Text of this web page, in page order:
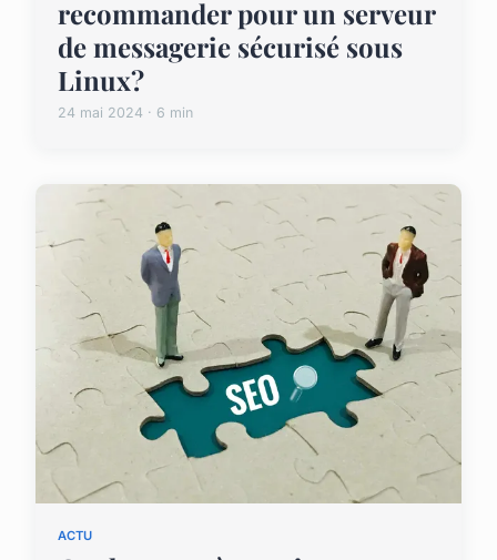
recommander pour un serveur
de messagerie sécurisé sous
Linux?
24 mai 2024 · 6 min
ACTU